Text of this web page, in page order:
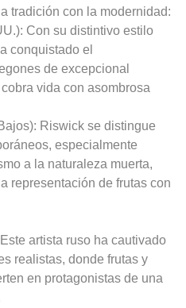
tradición con la modernidad:
Con su distintivo estilo
conquistado el
de excepcional
vida con asombrosa
Riswick se distingue
especialmente
a la naturaleza muerta,
representación de frutas con
artista ruso ha cautivado
realistas, donde frutas y
en protagonistas de una